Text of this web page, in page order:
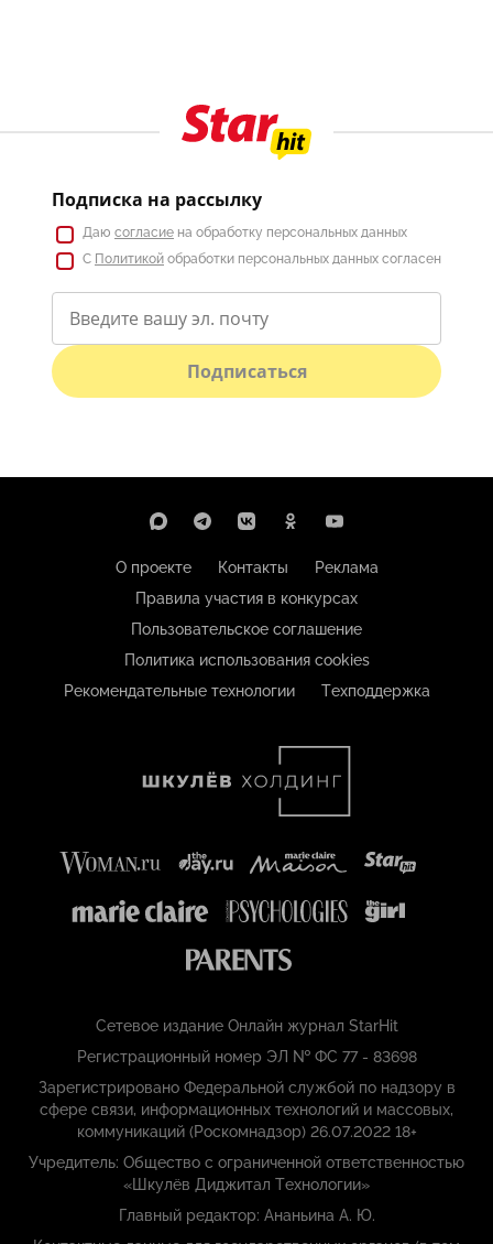
Подписка на рассылку
Даю согласие на обработку персональных данных
С Политикой обработки персональных данных согласен
Подписаться
О проекте Контакты
Реклама
Правила участия в конкурсах
Пользовательское соглашение
Политика использования cookies
Рекомендательные технологии
Техподдержка
Сетевое издание Онлайн журнал StarHit
Регистрационный номер ЭЛ № ФС 77 - 83698
Зарегистрировано Федеральной службой по надзору в
сфере связи, информационных технологий и массовых,
коммуникаций (Роскомнадзор) 26.07.2022 18+
Учредитель: Общество с ограниченной ответственностью
«Шкулёв Диджитал Технологии»
Главный редактор: Ананьина А. Ю.